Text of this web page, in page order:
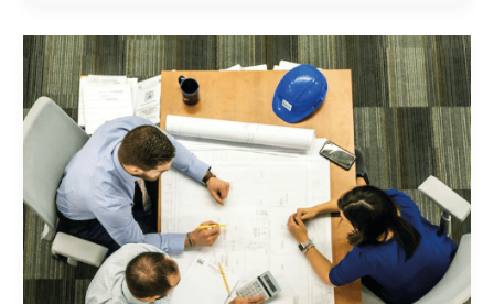
DISTRIBUYE,
PROMOCIONA
Y
VENDE:
poder
del
sell
in